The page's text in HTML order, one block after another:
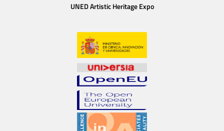
UNED Artistic Heritage Expo